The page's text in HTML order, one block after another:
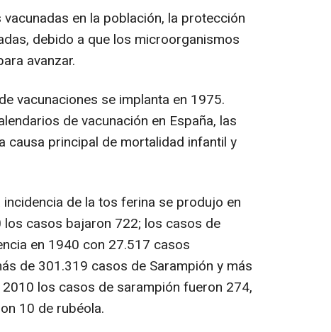
en la población, la protección
debido a que los microorganismos
avanzar.
vacunaciones se implanta en 1975.
de vacunación en España, las
causa principal de mortalidad infantil y
de la tos ferina se produjo en
casos bajaron 722; los casos de
en 1940 con 27.517 casos
de 301.319 casos de Sarampión y más
los casos de sarampión fueron 274,
10 de rubéola.